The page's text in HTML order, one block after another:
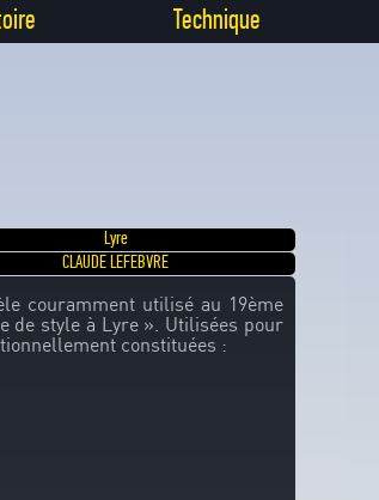
Technique
Lyre
CLAUDE LEFEBVRE
couramment utilisé au 19ème
de style à Lyre ». Utilisées pour
constituées :